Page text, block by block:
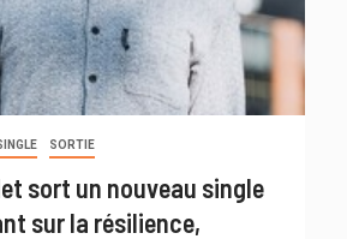
SORTIE
sort un nouveau single
sur la résilience,